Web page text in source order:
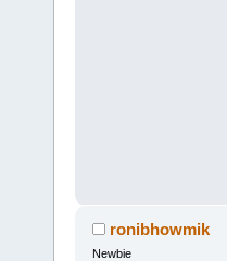
ronibhowmik
Newbie